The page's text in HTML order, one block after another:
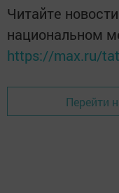
Читайте
национальном
https://max.ru/
Перейти